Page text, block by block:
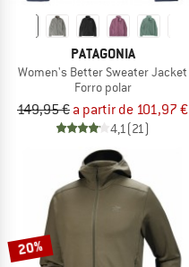
PATAGONIA
Women's Better Sweater Jacket
Forro polar
149,95 € a partir de 101,97 €
4,1(21)
20%